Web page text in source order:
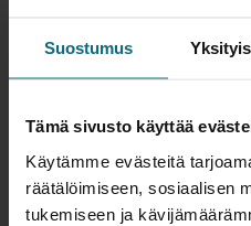
Suostumus
Tämä sivusto käyttää
Käytämme evästeitä
räätälöimiseen, sosiaalisen
tukemiseen ja
YHTEISTYÖSSÄ
Onnea
Superpesiksen
2023